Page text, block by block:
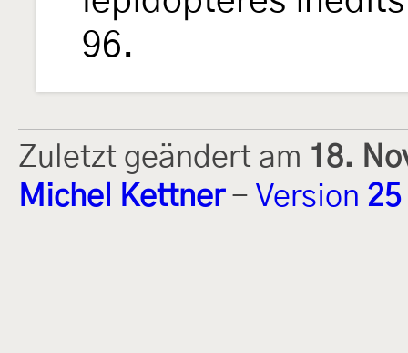
96.
Zuletzt geändert am 18.
Michel Kettner- Version 25